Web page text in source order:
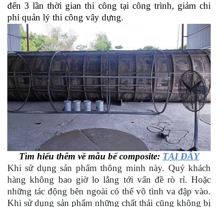
đến 3 lần thời gian thi công tại công trình, giảm chi
phí quản lý thi công vây dựng.
Tìm hiểu thêm về mẫu bể composite: TẠI ĐÂY
Khi sử dụng sản phẩm thông minh này. Quý khách
hàng không bao giờ lo lắng tới vấn đề rò rỉ. Hoặc
những tác động bên ngoài có thể vô tình va đập vào.
Khi sử dụng sản phẩm những chất thải cũng không bị